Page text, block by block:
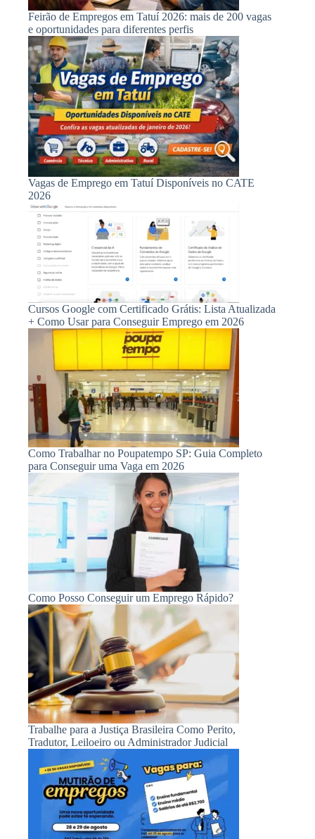
Feirão de Empregos em Tatuí 2026: mais de 200 vagas
e oportunidades para diferentes perfis
Vagas de Emprego em Tatuí Disponíveis no CATE
2026
Cursos Google com Certificado Grátis: Lista Atualizada
+ Como Usar para Conseguir Emprego em 2026
Como Trabalhar no Poupatempo SP: Guia Completo
para Conseguir uma Vaga em 2026
Como Posso Conseguir um Emprego Rápido?
Trabalhe para a Justiça Brasileira Como Perito,
Tradutor, Leiloeiro ou Administrador Judicial